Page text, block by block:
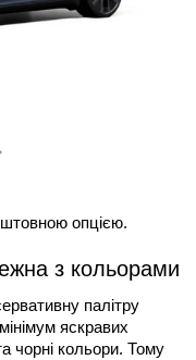
опцією.
з кольорами
палітру
яскравих
чорні кольори. Тому